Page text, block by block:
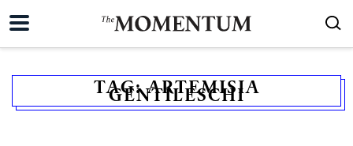
TAG:ARTEMISIA
GENTILESCHI